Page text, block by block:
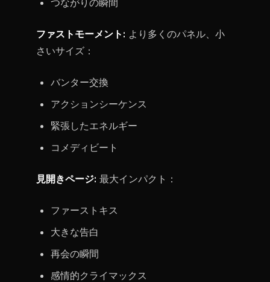
つながりの瞬間
ファストモーメント: より多くのパネル、小
さいサイズ：
バンター交換
アクションシーケンス
緊張したエネルギー
コメディビート
見開きページ: 最大インパクト：
ファーストキス
大きな告白
再会の瞬間
感情的クライマックス